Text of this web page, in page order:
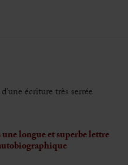
écriture très serrée
longue et superbe lettre